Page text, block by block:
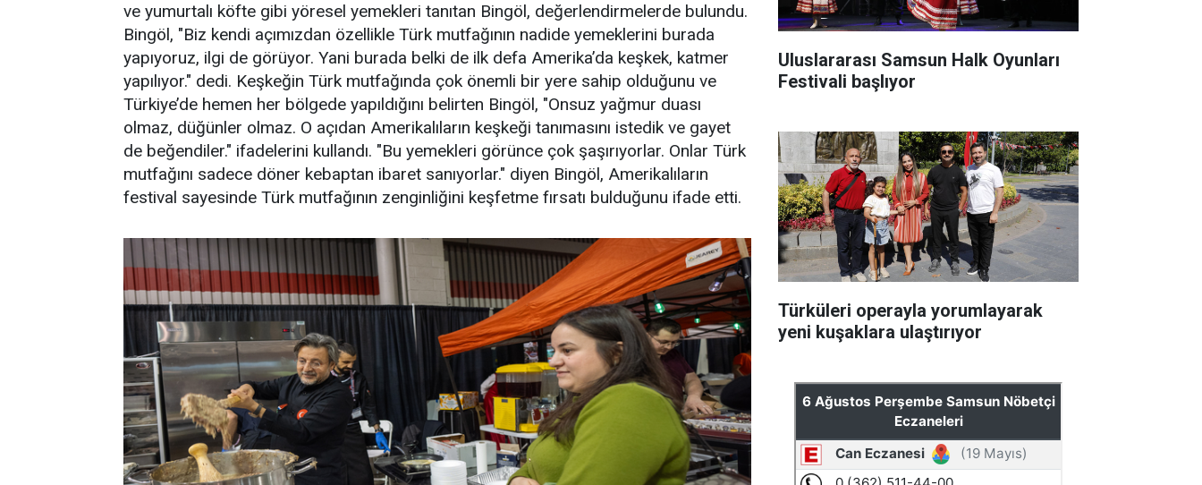
ve yumurtalı köfte gibi yöresel yemekleri tanıtan Bingöl, değerlendirmelerde bulundu.
Bingöl, "Biz kendi açımızdan özellikle Türk mutfağının nadide yemeklerini burada
yapıyoruz, ilgi de görüyor. Yani burada belki de ilk defa Amerika’da keşkek, katmer
yapılıyor." dedi. Keşkeğin Türk mutfağında çok önemli bir yere sahip olduğunu ve
Türkiye’de hemen her bölgede yapıldığını belirten Bingöl, "Onsuz yağmur duası
olmaz, düğünler olmaz. O açıdan Amerikalıların keşkeği tanımasını istedik ve gayet
de beğendiler." ifadelerini kullandı. "Bu yemekleri görünce çok şaşırıyorlar. Onlar Türk
mutfağını sadece döner kebaptan ibaret sanıyorlar." diyen Bingöl, Amerikalıların
festival sayesinde Türk mutfağının zenginliğini keşfetme fırsatı bulduğunu ifade etti.
Uluslararası Samsun Halk Oyunları
Festivali başlıyor
Türküleri operayla yorumlayarak
yeni kuşaklara ulaştırıyor